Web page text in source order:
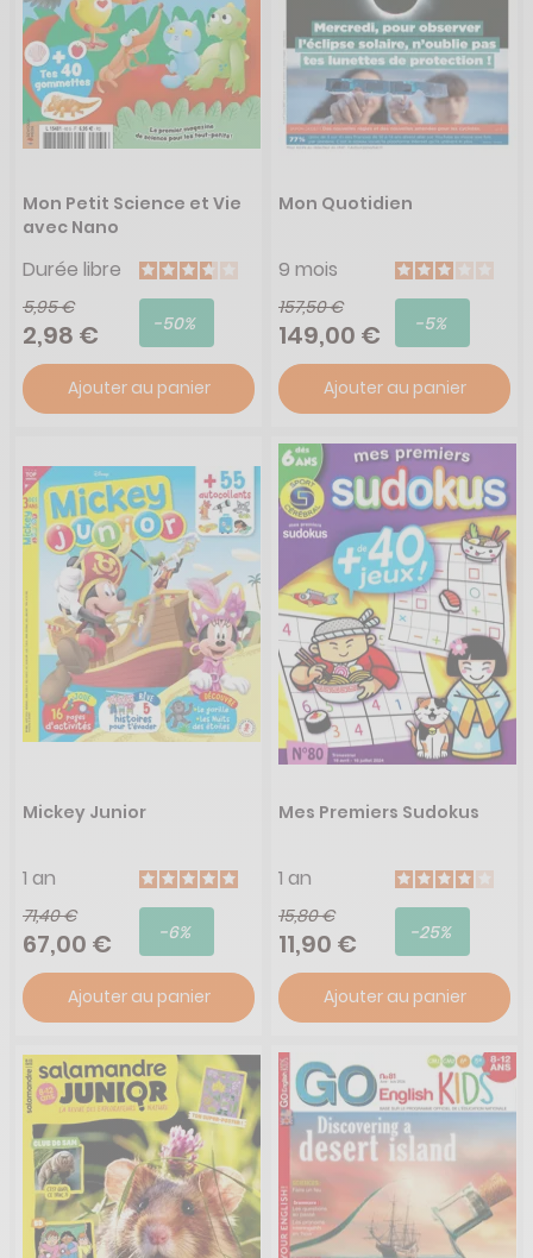
Mon Petit Science et Vie
avec Nano
Durée libre
5,95 €
2,98 € -50%
Ajouter au panier
Mon Quotidien
9 mois
157,50 €
149,00 € -5%
Ajouter au panier
Mickey Junior
1 an
71,40 €
67,00 € -6%
Ajouter au panier
Mes Premiers Sudokus
1 an
15,80 €
11,90 € -25%
Ajouter au panier